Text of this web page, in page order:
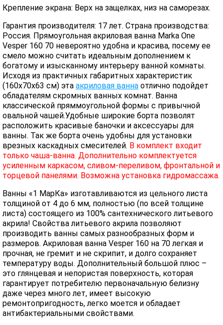
Крепление экрана: Верх на защелках, низ на саморезах.
Гарантия производителя: 17 лет. Страна производства:
Россия. Прямоугольная акриловая ванна Marka One
Vesper 160 70 невероятно удобна и красива, посему ее
смело можно считать идеальным дополнением к
богатому и изысканному интерьеру ванной комнаты.
Исходя из практичных габаритных характеристик
(160x70x63 см) эта акриловая ванна отлично подойдет
обладателям скромных ванных комнат. Ванна
классической пряммоугольной формы с привычной
овальной чашей.Удобные широкие борта позволят
расположить красивые баночки и аксессуары для
ванны. Так же борта очень удобны для установки
врезных каскадных смесителей. В комплект входит
только чаша-ванна. Дополнительно комплектуется
усиленным каркасом, сливом-переливом, фронтальной и
торцевой панелями. Возможна установка гидромассажа.
Ванны «1 МарКа» изготавливаются из цельного листа
толщиной от 4 до 6 мм, полностью (по всей толщине
листа) состоящего из 100% сантехнического литьевого
акрила! Свойства литьевого акрила позволяют
производить ванны самых разнообразных форм и
размеров. Акриловая ванна Vesper 160 на 70 легкая и
прочная, не гремит и не скрипит, и долго сохраняет
температуру воды. Дополнительный большой плюс –
это глянцевая и непористая поверхность, которая
гарантирует потребителю первоначальную белизну
даже через много лет, имеет высокую
ремонтопригодность, легко моется и обладает
антибактериальными свойствами.